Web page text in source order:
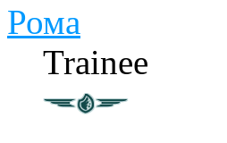
Рома
Trainee